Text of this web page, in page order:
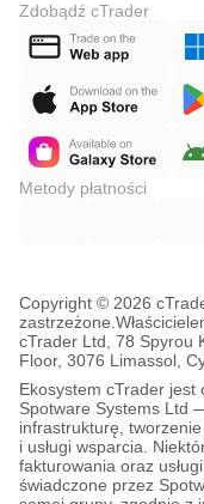
Zdobądź cTrader
Metody płatności
Copyright © 2026
zastrzeżone.
cTrader Ltd, 78 Spyrou
Floor, 3076 Limassol,
Ekosystem cTrader jest
Spotware Systems Ltd
infrastrukturę,
i usługi wsparcia.
fakturowania oraz
świadczone przez